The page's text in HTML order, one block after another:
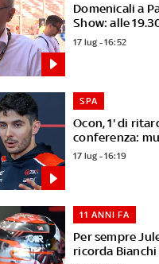
Domenicali a
Show: alle
17 lug - 16:52
Ocon, 1' di
conferenza:
SPA
17 lug - 16:19
Per sempre
ricorda Bianchi
11 ANNI FA